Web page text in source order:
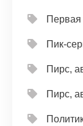
Первая
Пик-
Пирс,
Пирс,